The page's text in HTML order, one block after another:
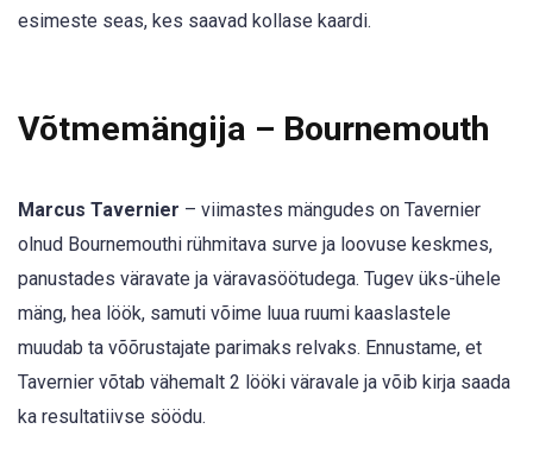
esimeste seas, kes saavad kollase kaardi.
Võtmemängija – Bournemouth
Marcus Tavernier – viimastes mängudes on Tavernier
olnud Bournemouthi rühmitava surve ja loovuse keskmes,
panustades väravate ja väravasöötudega. Tugev üks-ühele
mäng, hea löök, samuti võime luua ruumi kaaslastele
muudab ta võõrustajate parimaks relvaks. Ennustame, et
Tavernier võtab vähemalt 2 lööki väravale ja võib kirja saada
ka resultatiivse söödu.